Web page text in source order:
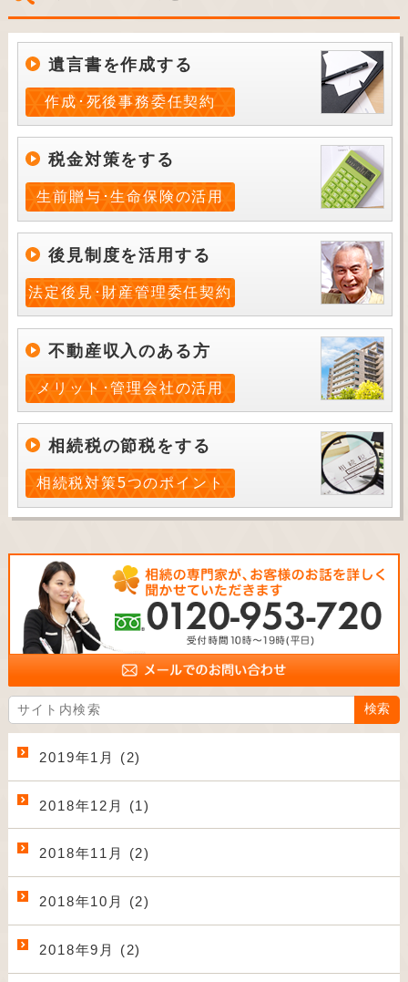
遺言書を作成する
作成･死後事務委任契約
税金対策をする
生前贈与･生命保険の活用
後見制度を活用する
法定後見･財産管理委任契約
不動産収入のある方
メリット･管理会社の活用
相続税の節税をする
相続税対策5つのポイント
2019年1月 (2)
2018年12月 (1)
2018年11月 (2)
2018年10月 (2)
2018年9月 (2)